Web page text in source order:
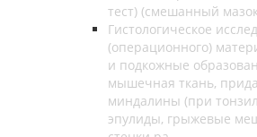
тест) (смешанный
Гистологическое
(операционного)
и подкожные
мышечная ткань,
миндалины (при
эпулиды, грыжевые